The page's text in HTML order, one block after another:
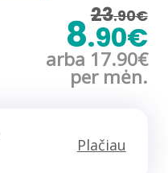
23.90€
8.90€
arba 17.90€
per mėn.
Plačiau